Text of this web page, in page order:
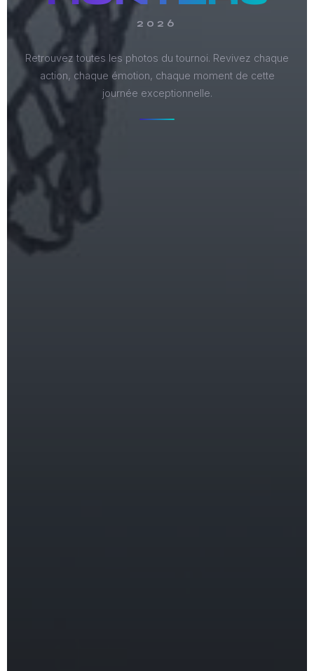
2026
Retrouvez toutes les photos du tournoi. Revivez chaque
action, chaque émotion, chaque moment de cette
journée exceptionnelle.